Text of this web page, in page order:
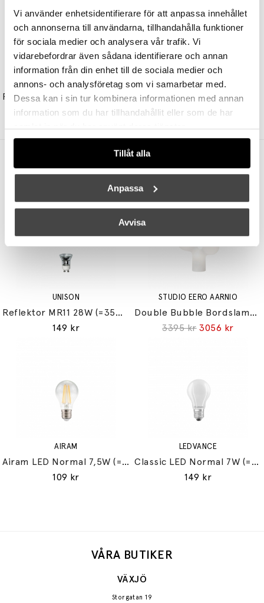
Vi använder enhetsidentifierare för att anpassa innehållet
och annonserna till användarna, tillhandahålla funktioner
för sociala medier och analysera vår trafik. Vi
vidarebefordrar även sådana identifierare och annan
information från din enhet till de sociala medier och
annons- och analysföretag som vi samarbetar med.
Dessa kan i sin tur kombinera informationen med annan
information som du har tillhandahållit eller som de har
samlat in när du har använt deras tjänster.
Tillåt alla
Anpassa
Avvisa
LODES
Random Cloud 7 Ljuskrona Ø23cm Matt White/Frosted White
38715 kr 32908 kr
LODES
22715 kr 19308 kr
Andra köpte även
UNISON
Reflektor MR11 28W (=35W) GU10
149 kr
STUDIO EERO AARNIO
Double Bubble Bordslampa Small
3395 kr 3056 kr
AIRAM
Airam LED Normal 7,5W (=60W) E27
109 kr
LEDVANCE
Classic LED Normal 7W (=60W) E27
149 kr
VÅRA BUTIKER
VÄXJÖ
Storgatan 19